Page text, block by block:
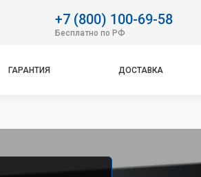
+7 (800) 100-69-58
Бесплатно по РФ
ГАРАНТИЯ ДОСТАВКА